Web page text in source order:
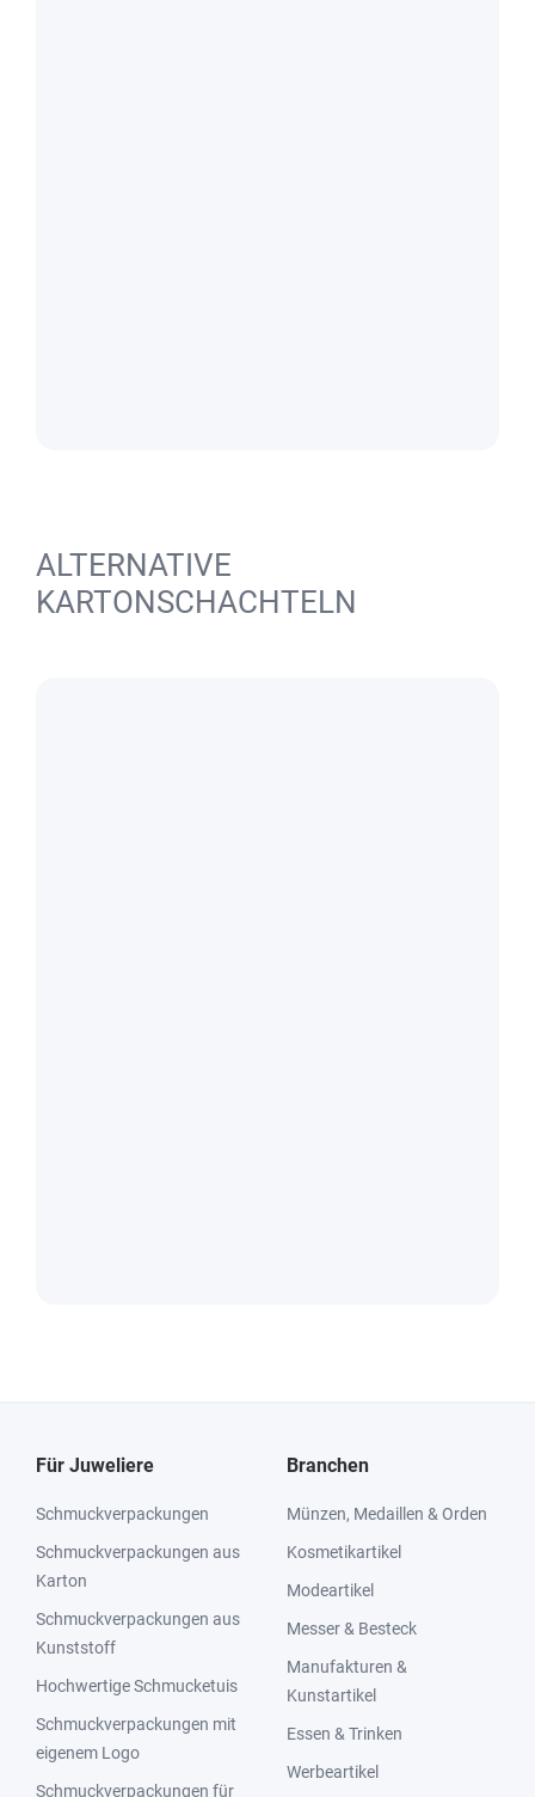
ALTERNATIVE
KARTONSCHACHTELN
Für Juweliere
Schmuckverpackungen
Schmuckverpackungen aus
Karton
Schmuckverpackungen aus
Kunststoff
Hochwertige Schmucketuis
Schmuckverpackungen mit
eigenem Logo
Schmuckverpackungen für
Branchen
Münzen, Medaillen & Orden
Kosmetikartikel
Modeartikel
Messer & Besteck
Manufakturen &
Kunstartikel
Essen & Trinken
Werbeartikel